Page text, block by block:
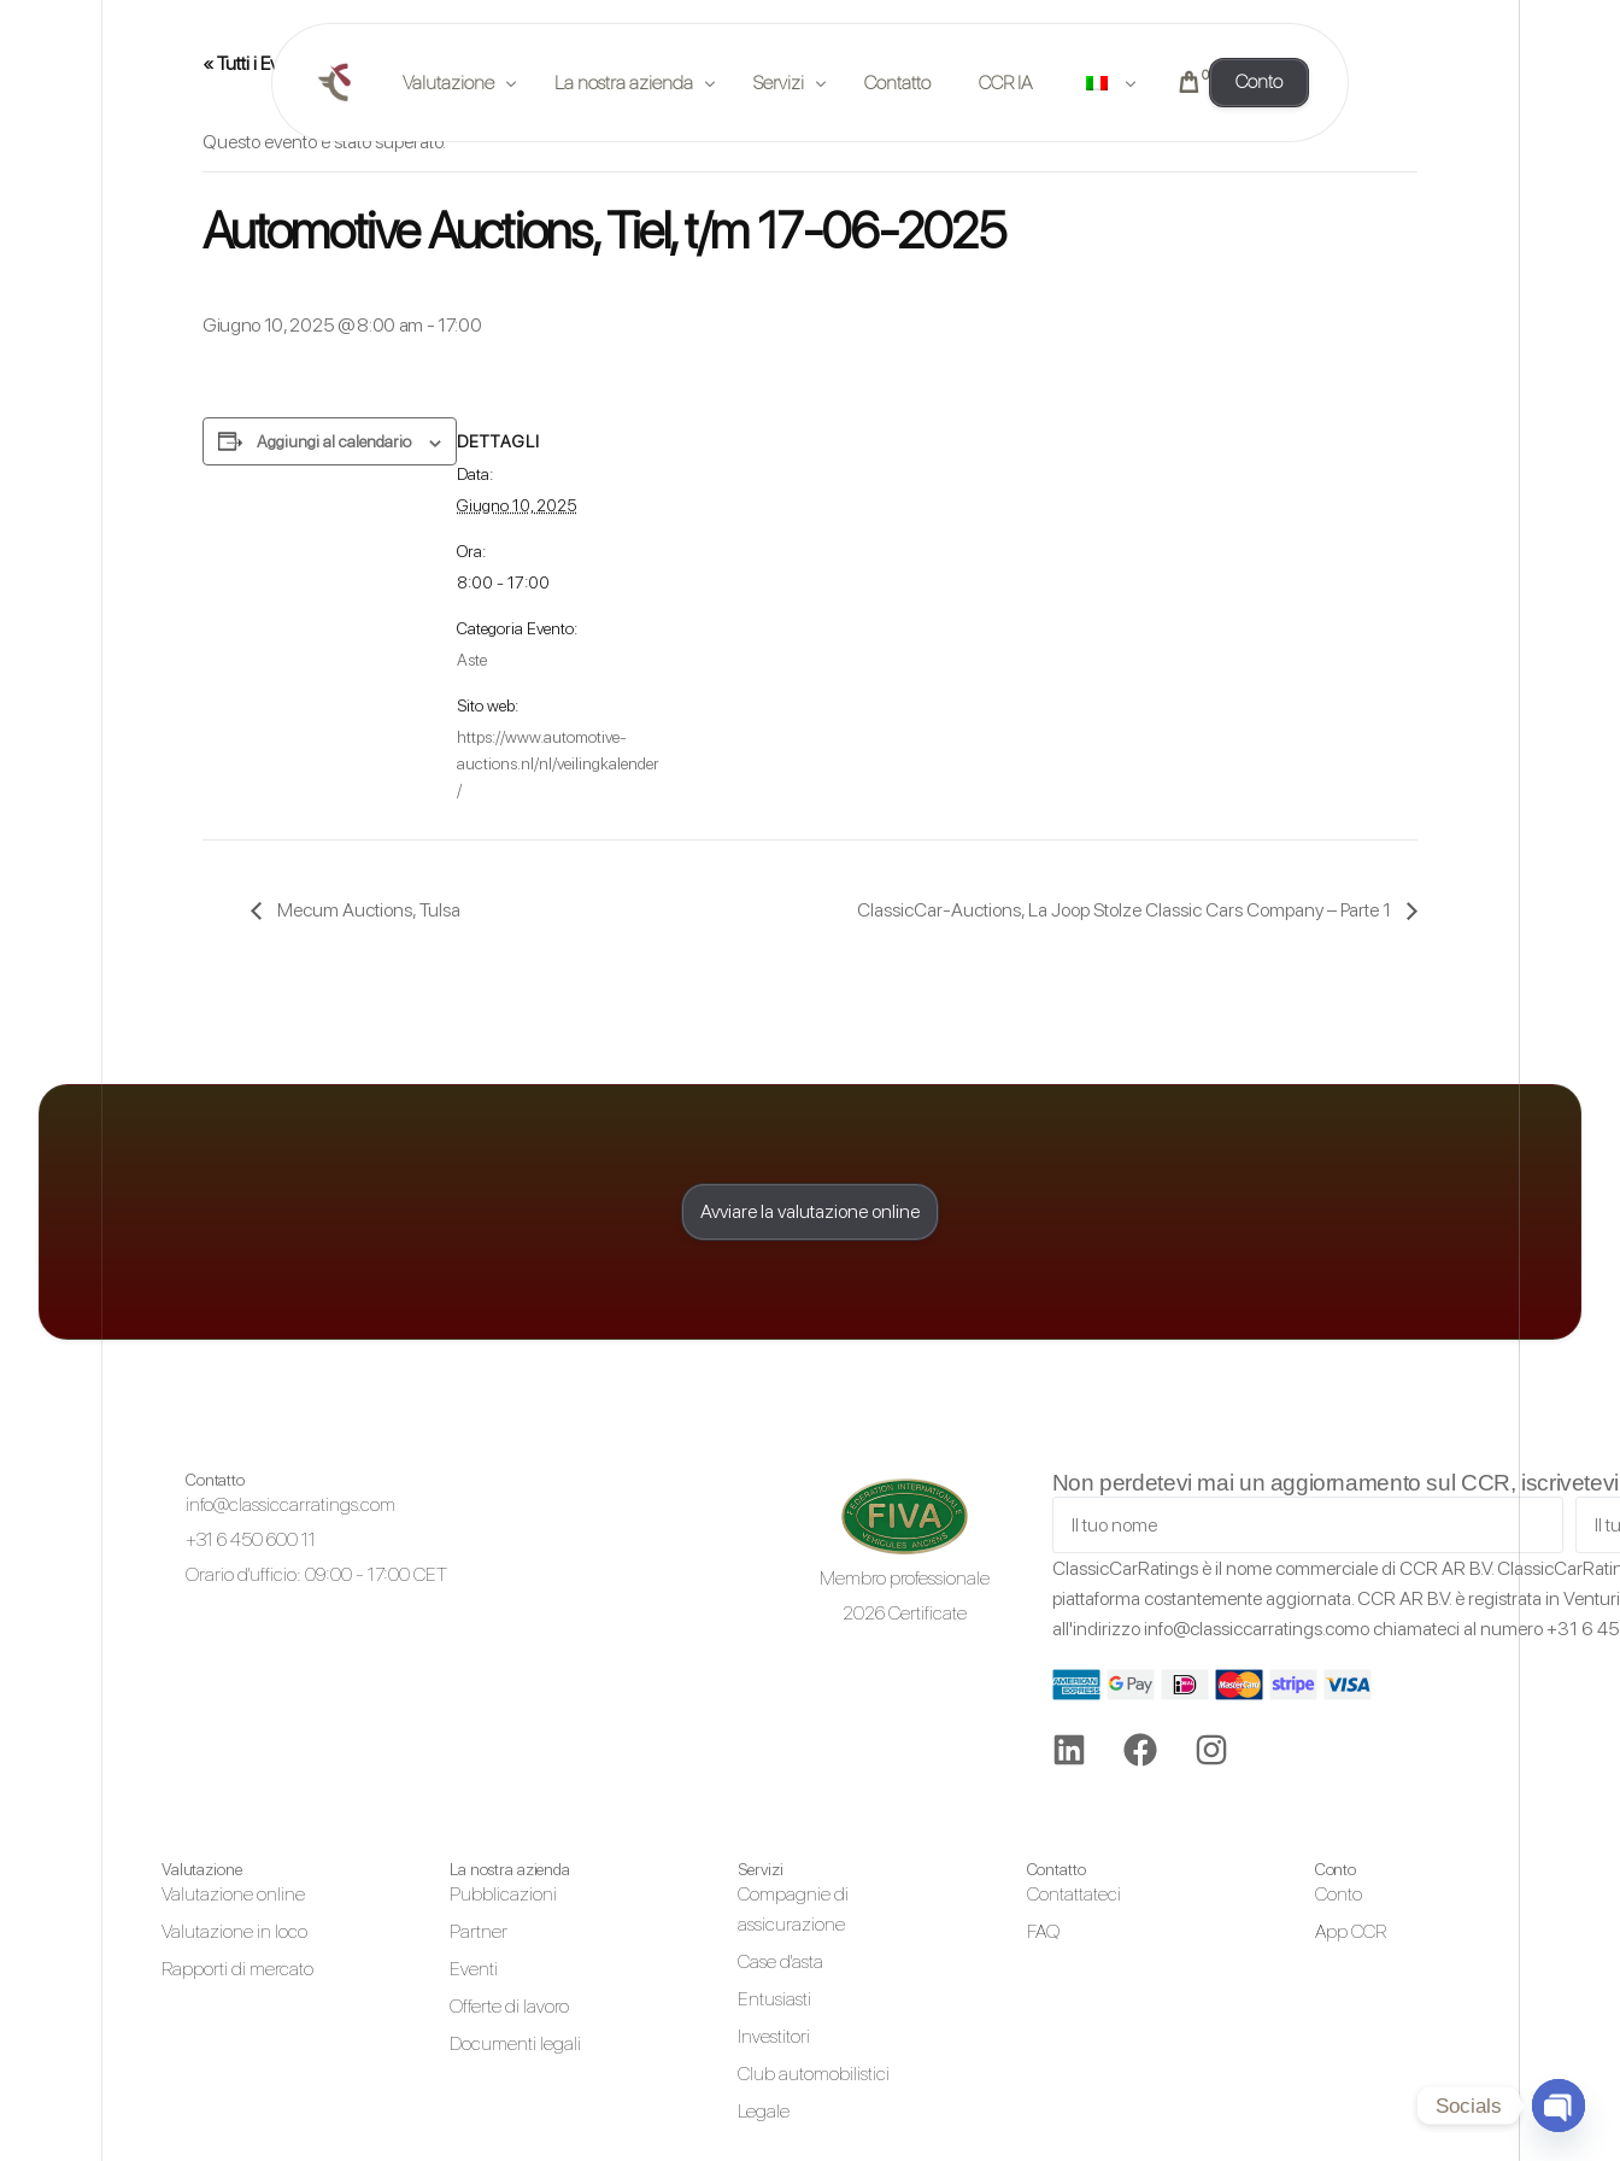
Valutazione
Valutazione online
Pianificare una valutazione in loco
La nostra azienda
Pubblicazioni
Partner
Servizi
Compagnie di assicurazione
Case d'asta
Contatto CCR IA 0 Conto
« Tutti i Eventi
Questo evento è stato superato.
Automotive Auctions, Tiel, t/m 17-06-2025
Giugno 10, 2025 @ 8:00 am - 17:00
Aggiungi al calendario
DETTAGLI
Data:
Giugno 10, 2025
Ora:
8:00 - 17:00
Categoria Evento:
Aste
Sito web:
https://www.automotive-
auctions.nl/nl/veilingkalender
/
Mecum Auctions, Tulsa ClassicCar-Auctions, La Joop Stolze Classic Cars Company – Parte 1
Avviare la valutazione online
Contatto
info@classiccarratings.com
+31 6 450 600 11
Orario d'ufficio: 09:00 - 17:00 CET
Membro professionale
2026 Certificate
Non perdetevi mai un aggiornamento sul CCR,
ClassicCarRatings è il nome commerciale di CCR AR B.V.
piattaforma costantemente aggiornata. CCR AR B.V. è registrata in
all'indirizzo info@classiccarratings.como chiamateci al numero+31 6
Valutazione
Valutazione online
Valutazione in loco
Rapporti di mercato
La nostra azienda
Pubblicazioni
Partner
Eventi
Offerte di lavoro
Documenti legali
Servizi
Compagnie di
assicurazione
Case d'asta
Entusiasti
Investitori
Club automobilistici
Legale
Contatto
Contattateci
FAQ
Conto
Conto
App CCR
Socials